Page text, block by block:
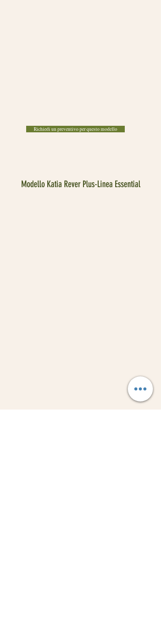
Richiedi un preventivo per questo modello
Modello Katia Rever Plus-Linea Essential